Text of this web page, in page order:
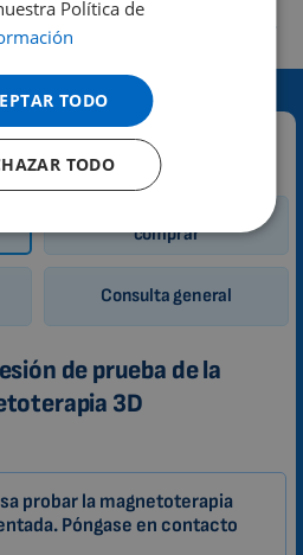
con nosotros:
comprar
Consulta general
de prueba de la
3D
SPANISH
CATALAN
MALAYSIAN
CHINESE (TRADITIONAL)
CHINESE (SIMPLIFIED)
ROMANIAN
Política de
TODO
TODO